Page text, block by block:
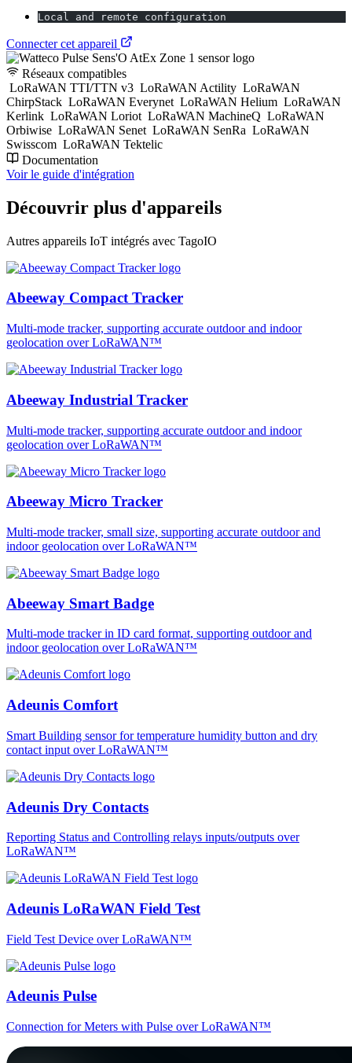
Local and remote configuration
Connecter cet appareil
Réseaux compatibles
LoRaWAN TTI/TTN v3 LoRaWAN Actility LoRaWAN
ChirpStack LoRaWAN Everynet LoRaWAN Helium LoRaWAN
Kerlink LoRaWAN Loriot LoRaWAN MachineQ LoRaWAN
Orbiwise LoRaWAN Senet LoRaWAN SenRa LoRaWAN
Swisscom LoRaWAN Tektelic
Documentation
Voir le guide d'intégration
Découvrir plus d'appareils
Autres appareils IoT intégrés avec TagoIO
Abeeway Compact Tracker
Multi-mode tracker, supporting accurate outdoor and indoor
geolocation over LoRaWAN™
Abeeway Industrial Tracker
Multi-mode tracker, supporting accurate outdoor and indoor
geolocation over LoRaWAN™
Abeeway Micro Tracker
Multi-mode tracker, small size, supporting accurate outdoor and
indoor geolocation over LoRaWAN™
Abeeway Smart Badge
Multi-mode tracker in ID card format, supporting outdoor and
indoor geolocation over LoRaWAN™
Adeunis Comfort
Smart Building sensor for temperature humidity button and dry
contact input over LoRaWAN™
Adeunis Dry Contacts
Reporting Status and Controlling relays inputs/outputs over
LoRaWAN™
Adeunis LoRaWAN Field Test
Field Test Device over LoRaWAN™
Adeunis Pulse
Connection for Meters with Pulse over LoRaWAN™